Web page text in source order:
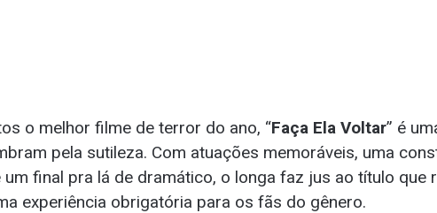
o melhor filme de terror do ano, “Faça Ela Voltar” é
pela sutileza. Com atuações memoráveis, uma
final pra lá de dramático, o longa faz jus ao título que
experiência obrigatória para os fãs do gênero.